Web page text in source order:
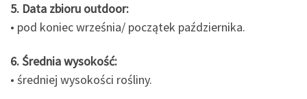
5. Data zbioru outdoor:
• pod koniec września/ początek października.
6. Średnia wysokość:
• średniej wysokości rośliny.